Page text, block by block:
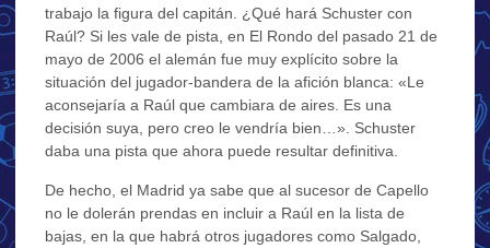
trabajo la figura del capitán. ¿Qué hará Schuster con
Raúl? Si les vale de pista, en El Rondo del pasado 21 de
mayo de 2006 el alemán fue muy explícito sobre la
situación del jugador-bandera de la afición blanca: «Le
aconsejaría a Raúl que cambiara de aires. Es una
decisión suya, pero creo le vendría bien…». Schuster
daba una pista que ahora puede resultar definitiva.
De hecho, el Madrid ya sabe que al sucesor de Capello
no le dolerán prendas en incluir a Raúl en la lista de
bajas, en la que habrá otros jugadores como Salgado,